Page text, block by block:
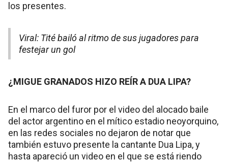
los presentes.
Viral: Tité bailó al ritmo de sus jugadores para
festejar un gol
¿MIGUE GRANADOS HIZO REÍR A DUA LIPA?
En el marco del furor por el video del alocado baile
del actor argentino en el mítico estadio neoyorquino,
en las redes sociales no dejaron de notar que
también estuvo presente la cantante Dua Lipa, y
hasta apareció un video en el que se está riendo